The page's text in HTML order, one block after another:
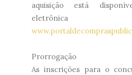
aquisição está
eletrônica
Prorrogação
As inscrições para o